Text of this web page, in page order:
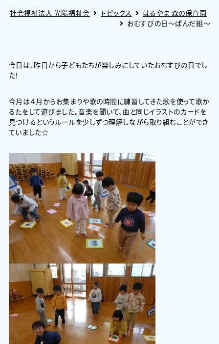
社会福祉法人 光陽福祉会 トピックス
はるやま 森の保育園
おむすびの日～ぱんだ組～
今日は、昨日から子どもたちが楽しみにしていたおむすびの日でし
た！
今月は４月からお集まりや歌の時間に練習してきた歌を使って歌か
るたをして遊びました。音楽を聞いて、曲と同じイラストのカードを
見つけるというルールを少しずつ理解しながら取り組むことができ
ていました☆